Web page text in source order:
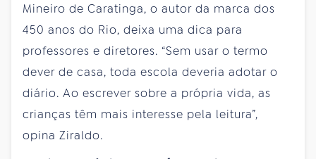
Mineiro de Caratinga, o autor da marca dos
450 anos do Rio, deixa uma dica para
professores e diretores. “Sem usar o termo
dever de casa, toda escola deveria adotar o
diário. Ao escrever sobre a própria vida, as
crianças têm mais interesse pela leitura”,
opina Ziraldo.